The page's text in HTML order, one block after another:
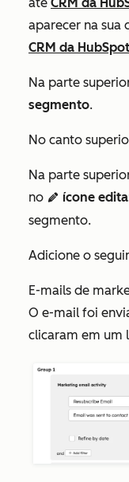
aparecer na sua
CRM da HubSpot
Na parte
segmento.
No canto
Na parte
no edit ícone
segmento.
Adicione o
E-mails de
O e-mail foi
clicaram em um